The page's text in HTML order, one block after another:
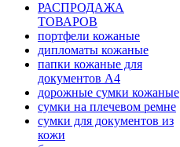
РАСПРОДАЖА
ТОВАРОВ
портфели кожаные
дипломаты кожаные
папки кожаные для
документов А4
дорожные сумки кожаные
сумки на плечевом ремне
сумки для документов из
кожи